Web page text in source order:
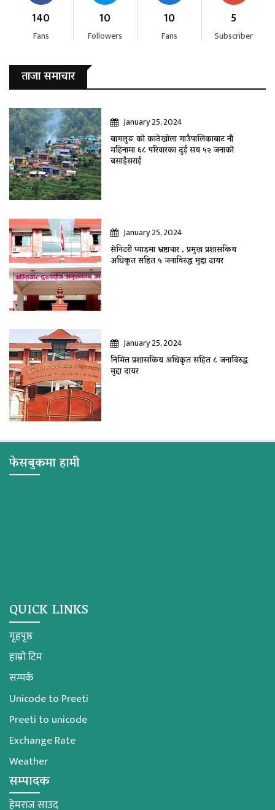
140
Fans
10
Followers
10
Fans
5
Subscriber
ताजा समाचार
January 25, 2024
बागलुङ काे काठेखोला गाउँपालिकाबाट नौ
महिनामा ६८ परिवारका दुई सय ५२ जनाकाे
बसाइँसराई
January 25, 2024
सेनिटरी प्याडमा भ्रष्टाचार , प्रमुख प्रशासकिय
अधिकृत सहित ५ जनाविरुद्ध मुद्दा दायर
January 25, 2024
निमित्त प्रशासकिय अधिकृत सहित ८ जनाविरुद्ध
मुद्दा दायर
फेसबुकमा हामी
QUICK LINKS
गृहपृष्ठ
हाम्रो टिम
सम्पर्क
Unicode to Preeti
Preeti to unicode
Exchange Rate
Weather
सम्पादक
हेमराज साउद